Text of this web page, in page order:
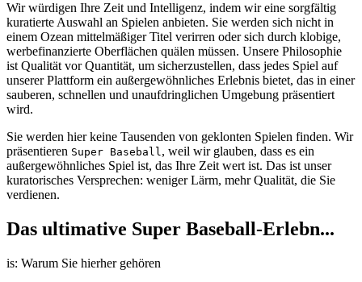
Wir würdigen Ihre Zeit und Intelligenz, indem wir eine sorgfältig
kuratierte Auswahl an Spielen anbieten. Sie werden sich nicht in
einem Ozean mittelmäßiger Titel verirren oder sich durch klobige,
werbefinanzierte Oberflächen quälen müssen. Unsere Philosophie
ist Qualität vor Quantität, um sicherzustellen, dass jedes Spiel auf
unserer Plattform ein außergewöhnliches Erlebnis bietet, das in einer
sauberen, schnellen und unaufdringlichen Umgebung präsentiert
wird.
Sie werden hier keine Tausenden von geklonten Spielen finden. Wir
präsentieren Super Baseball, weil wir glauben, dass es ein
außergewöhnliches Spiel ist, das Ihre Zeit wert ist. Das ist unser
kuratorisches Versprechen: weniger Lärm, mehr Qualität, die Sie
verdienen.
Das ultimative Super Baseball-Erlebn...
is: Warum Sie hierher gehören